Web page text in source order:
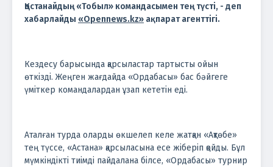
Қостанайдың «Тобыл» командасымен тең түсті, - деп
хабарлайды «Opennews.kz» ақпарат агенттігі.
Кездесу барысында қарсыластар тартысты ойын
өткізді. Жеңген жағдайда «Ордабасы» бас бәйгеге
үміткер командалардан ұзап кететін еді.
Аталған турда оларды өкшелеп келе жатқан «Ақтөбе»
тең түссе, «Астана» қарсыласына есе жіберіп қойды. Бұл
мүмкіндікті тиімді пайдалана білсе, «Ордабасы» турнир